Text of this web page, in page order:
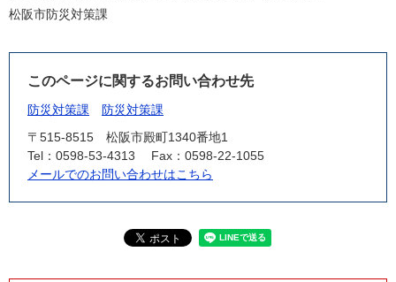
松阪市防災対策課
このページに関するお問い合わせ先
防災対策課
防災対策課
〒515-8515
松阪市殿町1340番地1
Tel：0598-53-4313
Fax：0598-22-1055
メールでのお問い合わせはこちら